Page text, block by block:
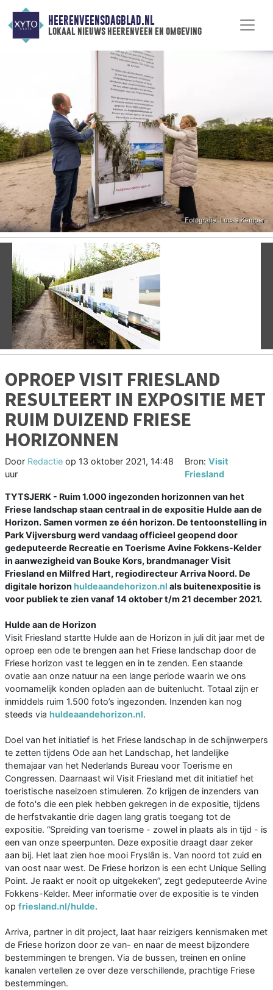
HEERENVEENSDAGBLAD.NL
lokaal nieuws heerenveen en omgeving
Vorige
OPROEP VISIT FRIESLAND
RESULTEERT IN EXPOSITIE MET
RUIM DUIZEND FRIESE
HORIZONNEN
Door Redactie op 13 oktober 2021, 14:48
uur
Bron:Visit
Friesland
TYTSJERK - Ruim 1.000 ingezonden horizonnen van het
Friese landschap staan centraal in de expositie Hulde aan de
Horizon. Samen vormen ze één horizon. De tentoonstelling in
Park Vijversburg werd vandaag officieel geopend door
gedeputeerde Recreatie en Toerisme Avine Fokkens-Kelder
in aanwezigheid van Bouke Kors, brandmanager Visit
Friesland en Milfred Hart, regiodirecteur Arriva Noord. De
digitale horizon huldeaandehorizon.nl als buitenexpositie is
voor publiek te zien vanaf 14 oktober t/m 21 december 2021.
Hulde aan de Horizon
Visit Friesland startte Hulde aan de Horizon in juli dit jaar met de
oproep een ode te brengen aan het Friese landschap door de
Friese horizon vast te leggen en in te zenden. Een staande
ovatie aan onze natuur na een lange periode waarin we ons
voornamelijk konden opladen aan de buitenlucht. Totaal zijn er
inmiddels ruim 1.500 foto’s ingezonden. Inzenden kan nog
steeds via huldeaandehorizon.nl.
Doel van het initiatief is het Friese landschap in de schijnwerpers
te zetten tijdens Ode aan het Landschap, het landelijke
themajaar van het Nederlands Bureau voor Toerisme en
Congressen. Daarnaast wil Visit Friesland met dit initiatief het
toeristische naseizoen stimuleren. Zo krijgen de inzenders van
de foto's die een plek hebben gekregen in de expositie, tijdens
de herfstvakantie drie dagen lang gratis toegang tot de
expositie. “Spreiding van toerisme - zowel in plaats als in tijd - is
een van onze speerpunten. Deze expositie draagt daar zeker
aan bij. Het laat zien hoe mooi Fryslân is. Van noord tot zuid en
van oost naar west. De Friese horizon is een echt Unique Selling
Point. Je raakt er nooit op uitgekeken”, zegt gedeputeerde Avine
Fokkens-Kelder. Meer informatie over de expositie is te vinden
op friesland.nl/hulde.
Arriva, partner in dit project, laat haar reizigers kennismaken met
de Friese horizon door ze van- en naar de meest bijzondere
bestemmingen te brengen. Via de bussen, treinen en online
kanalen vertellen ze over deze verschillende, prachtige Friese
bestemmingen.